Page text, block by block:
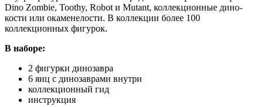
Dino Zombie, Toothy, Robot и Mutant, коллекционные дино-
кости или окаменелости. В коллекции более 100
коллекционных фигурок.
В наборе:
2 фигурки динозавра
6 яиц с динозаврами внутри
коллекционный гид
инструкция